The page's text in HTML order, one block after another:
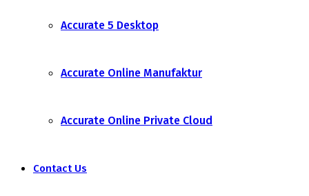
Accurate 5 Desktop
Accurate Online Manufaktur
Accurate Online Private Cloud
Contact Us